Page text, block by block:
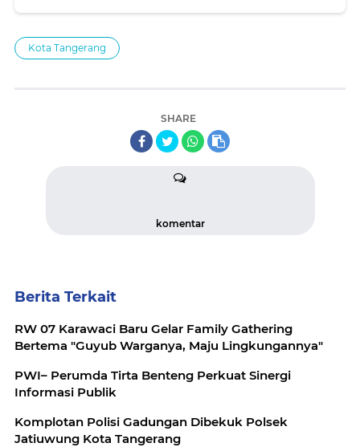
Kota Tangerang
SHARE
komentar
Berita Terkait
RW 07 Karawaci Baru Gelar Family Gathering
Bertema "Guyub Warganya, Maju Lingkungannya"
PWI– Perumda Tirta Benteng Perkuat Sinergi
Informasi Publik
Komplotan Polisi Gadungan Dibekuk Polsek
Jatiuwung Kota Tangerang